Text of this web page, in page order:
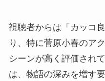
視聴者からは「カッコ
り、特に菅原小春のア
シーンが高く評価され
は、物語の深みを増す